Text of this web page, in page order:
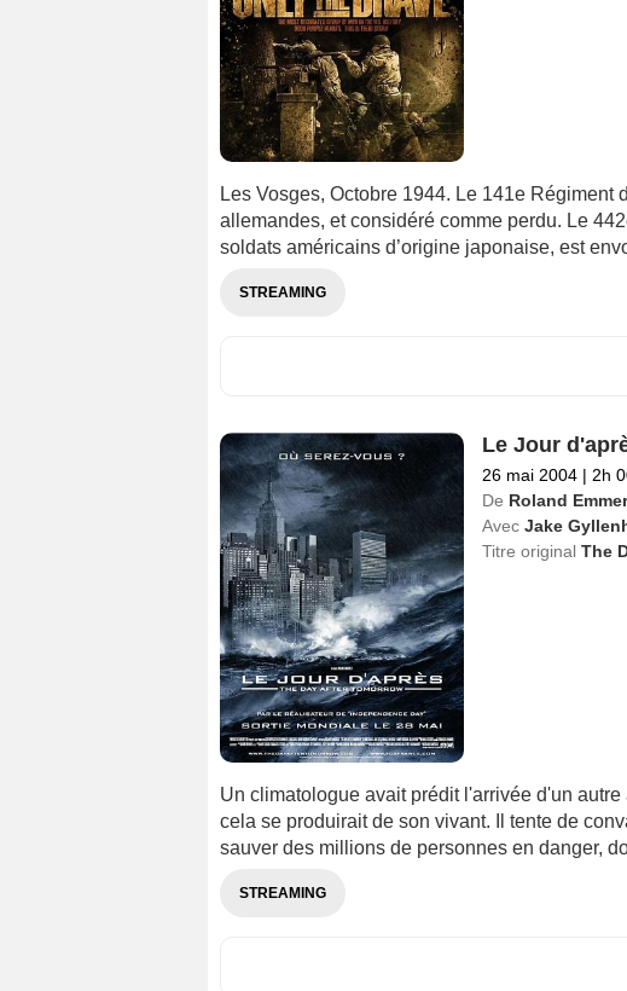
Les Vosges, Octobre 1944. Le 141e Régiment
allemandes, et considéré comme perdu. Le
soldats américains d’origine japonaise, est
STREAMING
Le Jour
26 mai 2004 | 2h
De Roland
Avec Jake
Titre original The
Un climatologue avait prédit l'arrivée d'un
cela se produirait de son vivant. Il tente de
sauver des millions de personnes en danger,
STREAMING